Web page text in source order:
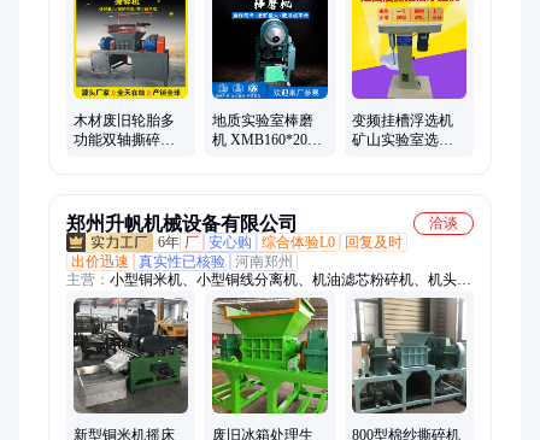
空过滤机、三头研磨机、圆盘粉碎机、顶击式振筛机、磁选机、
实验室颚式破碎机、锥形球磨机、三棍四筒棒磨机、磁选管、密
封式制样机、鄂式破碎机、制砂机、锤式打砂机、对辊破碎机
木材废旧轮胎多
功能双轴撕碎机
地质实验室棒磨
机 XMB160*200
变频挂槽浮选机
矿山实验室选矿
郑州升帆机械设备有限公司
洽谈
6年 厂 安心购 综合体验L0
回复及时
出价迅速
真实性已核验 河南郑州
主营： 小型铜米机、小型铜线分离机、机油滤芯粉碎机、机头料
撕碎机、单轴撕碎机、废旧冰箱破碎分选生产线、中空玻璃胶条
分选机、液压龙门剪、全自动榨油机
新型铜米机摇床
废旧冰箱处理生
800型棉纱撕碎机